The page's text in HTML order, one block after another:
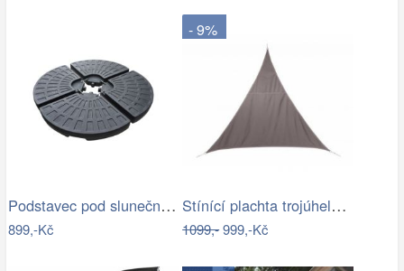
Podstavec pod slunečník Houseland Barx…
899,-Kč
- 9%
Stínící plachta trojúhelník 3*3*3 m…
1099,-999,-Kč